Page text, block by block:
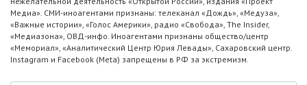
Медиа». СМИ-иноагентами признаны: телеканал «Дождь», «Медуза»,
«Важные истории», «Голос Америки», радио «Свобода», The Insider,
«Медиазона», ОВД-инфо. Иноагентами признаны общество/центр
«Мемориал», «Аналитический Центр Юрия Левады», Сахаровский центр.
Instagram и Facebook (Metа) запрещены в РФ за экстремизм.